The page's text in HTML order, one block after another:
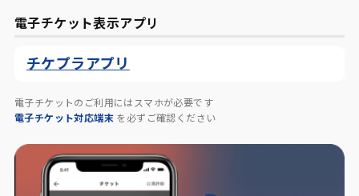
電子チケット表示アプリ
チケプラアプリ
電子チケットのご利用にはスマホが必要です
電子チケット対応端末 を必ずご確認ください